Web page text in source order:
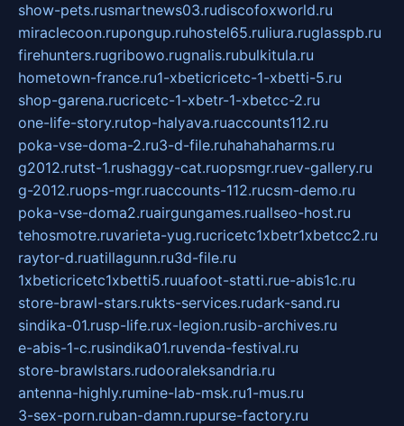
show-pets.rusmartnews03.rudiscofoxworld.ru
miraclecoon.rupongup.ruhostel65.ruliura.ruglasspb.ru
firehunters.rugribowo.rugnalis.rubulkitula.ru
hometown-france.ru1-xbeticricetc-1-xbetti-5.ru
shop-garena.rucricetc-1-xbetr-1-xbetcc-2.ru
one-life-story.rutop-halyava.ruaccounts112.ru
poka-vse-doma-2.ru3-d-file.ruhahahaharms.ru
g2012.rutst-1.rushaggy-cat.ruopsmgr.ruev-gallery.ru
g-2012.ruops-mgr.ruaccounts-112.rucsm-demo.ru
poka-vse-doma2.ruairgungames.ruallseo-host.ru
tehosmotre.ruvarieta-yug.rucricetc1xbetr1xbetcc2.ru
raytor-d.ruatillagunn.ru3d-file.ru
1xbeticricetc1xbetti5.ruuafoot-statti.rue-abis1c.ru
store-brawl-stars.rukts-services.rudark-sand.ru
sindika-01.rusp-life.rux-legion.rusib-archives.ru
e-abis-1-c.rusindika01.ruvenda-festival.ru
store-brawlstars.rudooraleksandria.ru
antenna-highly.rumine-lab-msk.ru1-mus.ru
3-sex-porn.ruban-damn.rupurse-factory.ru